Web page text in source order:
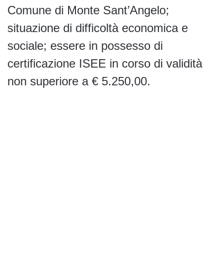
Comune di Monte Sant’Angelo;
situazione di difficoltà economica e
sociale; essere in possesso di
certificazione ISEE in corso di validità
non superiore a € 5.250,00.